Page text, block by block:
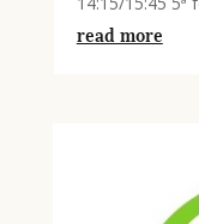
read more